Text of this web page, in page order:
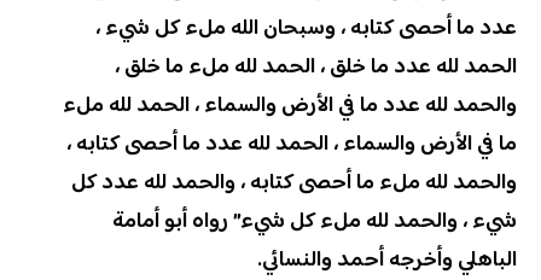
عدد ما أحصى كتابه ، وسبحان الله ملء كل شيء ،
الحمد لله عدد ما خلق ، الحمد لله ملء ما خلق ،
والحمد لله عدد ما في الأرض والسماء ، الحمد لله ملء
ما في الأرض والسماء ، الحمد لله عدد ما أحصى كتابه ،
والحمد لله ملء ما أحصى كتابه ، والحمد لله عدد كل
شيء ، والحمد لله ملء كل شيء” رواه أبو أمامة
الباهلي وأخرجه أحمد والنسائي.